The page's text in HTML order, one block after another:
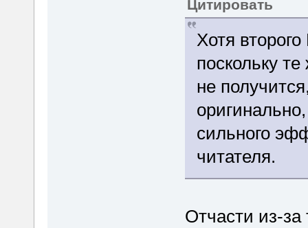
Цитировать
Хотя
поскольку
не
сильного
читателя.
Отчасти из-за